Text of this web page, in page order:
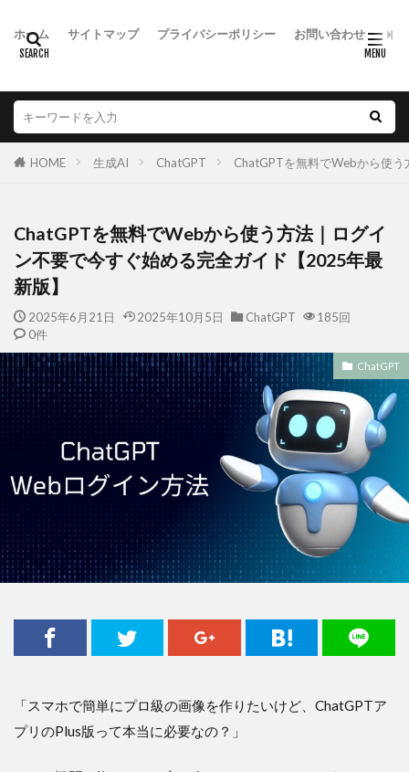
ホーム サイトマップ プライバシーポリシー お問い合わせ
HOME 生成AI ChatGPT ChatGPTを無料でWebから使
ChatGPTを無料でWebから使う方法｜ログイ
ン不要で今すぐ始める完全ガイド【2025年最
新版】
2025年6月21日 2025年10月5日 ChatGPT
185回
0件
ChatGPT
「スマホで簡単にプロ級の画像を作りたいけど、ChatGPTア
プリのPlus版って本当に必要なの？」